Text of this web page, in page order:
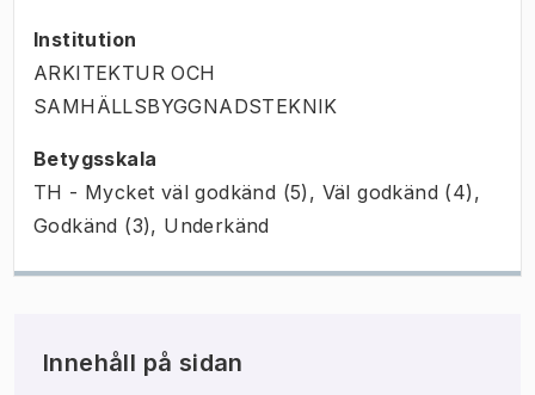
Institution
ARKITEKTUR OCH
SAMHÄLLSBYGGNADSTEKNIK
Betygsskala
TH - Mycket väl godkänd (5), Väl godkänd (4),
Godkänd (3), Underkänd
Innehåll på sidan